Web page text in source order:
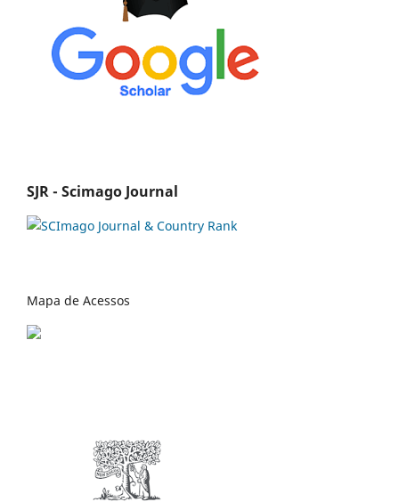
SJR - Scimago Journal
Mapa de Acessos